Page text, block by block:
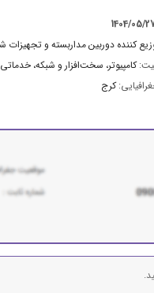
1404/05/
کننده دوربین مداربسته و تجهیزات
کامپیوتر، سخت‌افزار و شبکه، خدماتی
کرج